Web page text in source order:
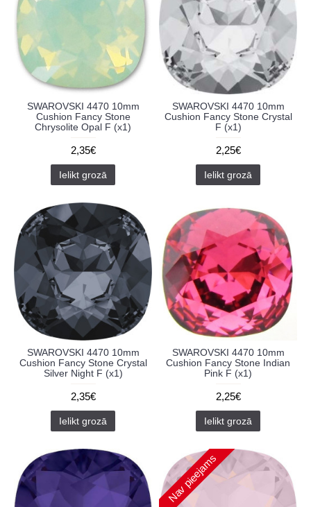
SWAROVSKI 4470 10mm
Cushion Fancy Stone
Chrysolite Opal F (x1)
2,35€
Ielikt grozā
SWAROVSKI 4470 10mm
Cushion Fancy Stone Crystal
F (x1)
2,25€
Ielikt grozā
SWAROVSKI 4470 10mm
Cushion Fancy Stone Crystal
Silver Night F (x1)
2,35€
Ielikt grozā
SWAROVSKI 4470 10mm
Cushion Fancy Stone Indian
Pink F (x1)
2,25€
Ielikt grozā
Nav pieejams